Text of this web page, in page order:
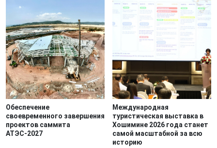
Обеспечение
своевременного завершения
проектов саммита
АТЭС-2027
Международная
туристическая выставка в
Хошимине 2026 года станет
самой масштабной за всю
историю